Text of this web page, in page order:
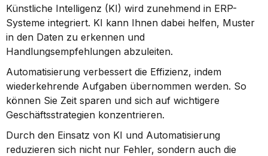
Künstliche Intelligenz (KI) wird zunehmend in ERP-
Systeme integriert. KI kann Ihnen dabei helfen, Muster
in den Daten zu erkennen und
Handlungsempfehlungen abzuleiten.
Automatisierung verbessert die Effizienz, indem
wiederkehrende Aufgaben übernommen werden. So
können Sie Zeit sparen und sich auf wichtigere
Geschäftsstrategien konzentrieren.
Durch den Einsatz von KI und Automatisierung
reduzieren sich nicht nur Fehler, sondern auch die